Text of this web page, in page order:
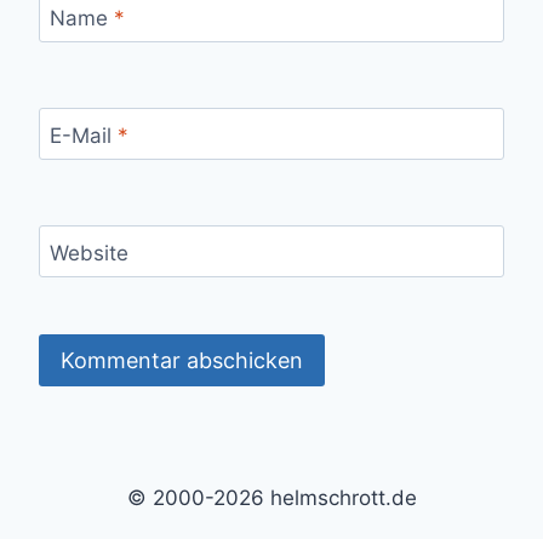
Name *
E-Mail *
Website
© 2000-2026 helmschrott.de